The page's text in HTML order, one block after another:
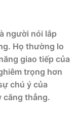
người nói lắp
Họ thường lo
giao tiếp của
trọng hơn
chú ý của
căng thẳng.